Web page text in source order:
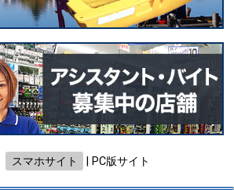
スマホサイト PC版サイト